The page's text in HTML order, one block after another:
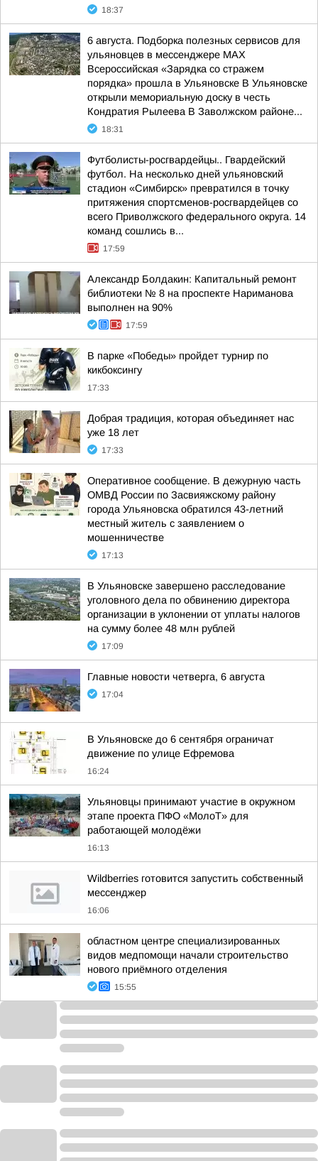
18:37
6 августа. Подборка полезных сервисов для
ульяновцев в мессенджере MAX
Всероссийская «Зарядка со стражем
порядка» прошла в Ульяновске В Ульяновске
открыли мемориальную доску в честь
Кондратия Рылеева В Заволжском районе...
18:31
Футболисты-росгвардейцы.. Гвардейский
футбол. На несколько дней ульяновский
стадион «Симбирск» превратился в точку
притяжения спортсменов-росгвардейцев со
всего Приволжского федерального округа. 14
команд сошлись в...
17:59
Александр Болдакин: Капитальный ремонт
библиотеки № 8 на проспекте Нариманова
выполнен на 90%
17:59
В парке «Победы» пройдет турнир по
кикбоксингу
17:33
Добрая традиция, которая объединяет нас
уже 18 лет
17:33
Оперативное сообщение. В дежурную часть
ОМВД России по Засвияжскому району
города Ульяновска обратился 43-летний
местный житель с заявлением о
мошенничестве
17:13
В Ульяновске завершено расследование
уголовного дела по обвинению директора
организации в уклонении от уплаты налогов
на сумму более 48 млн рублей
17:09
Главные новости четверга, 6 августа
17:04
В Ульяновске до 6 сентября ограничат
движение по улице Ефремова
16:24
Ульяновцы принимают участие в окружном
этапе проекта ПФО «МолоТ» для
работающей молодёжи
16:13
Wildberries готовится запустить собственный
мессенджер
16:06
областном центре специализированных
видов медпомощи начали строительство
нового приёмного отделения
15:55